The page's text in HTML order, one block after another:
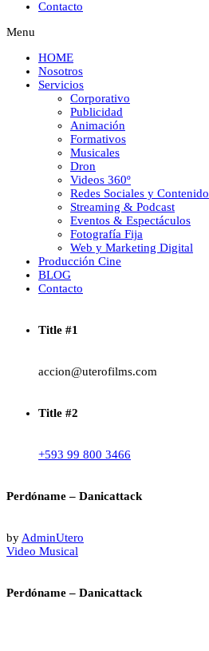
Contacto
Menu
HOME
Nosotros
Servicios
Corporativo
Publicidad
Animación
Formativos
Musicales
Dron
Videos 360º
Redes Sociales y Contenido
Streaming & Podcast
Eventos & Espectáculos
Fotografía Fija
Web y Marketing Digital
Producción Cine
BLOG
Contacto
Title #1
accion@uterofilms.com
Title #2
+593 99 800 3466
Perdóname – Danicattack
by AdminUtero
Video Musical
Perdóname – Danicattack